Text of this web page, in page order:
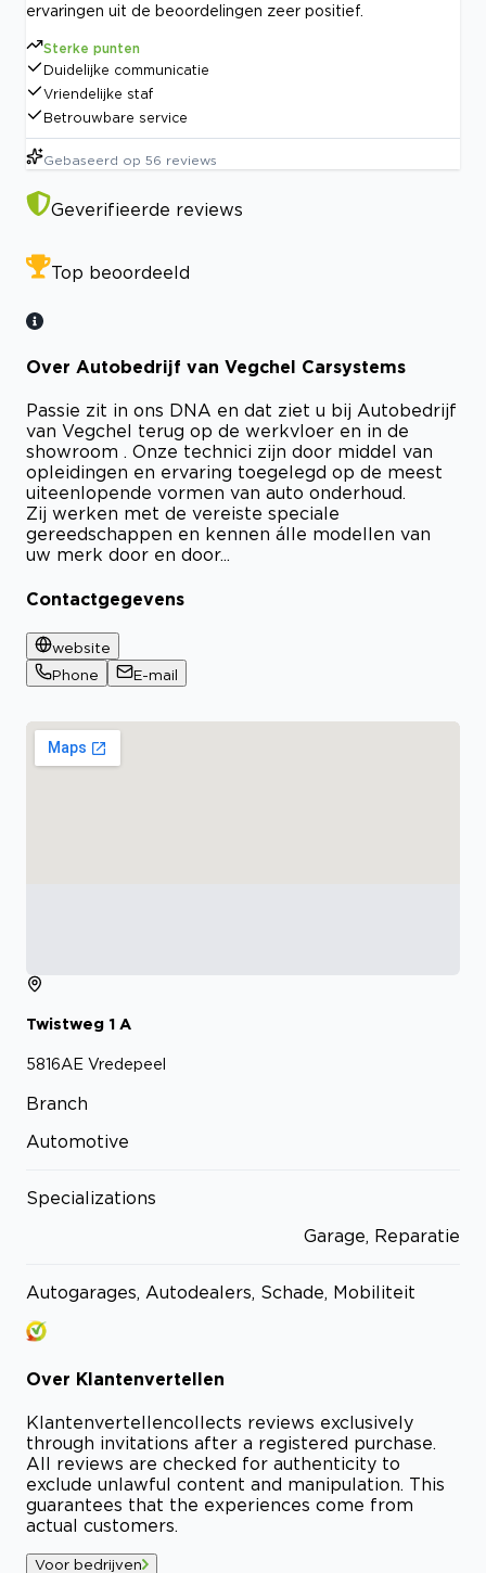
ervaringen uit de beoordelingen zeer positief.
Sterke punten
Duidelijke communicatie
Vriendelijke staf
Betrouwbare service
Gebaseerd op 56 reviews
Geverifieerde reviews
Top beoordeeld
Over Autobedrijf van Vegchel Carsystems
Passie zit in ons DNA en dat ziet u bij Autobedrijf
van Vegchel terug op de werkvloer en in de
showroom . Onze technici zijn door middel van
opleidingen en ervaring toegelegd op de meest
uiteenlopende vormen van auto onderhoud.
Zij werken met de vereiste speciale
gereedschappen en kennen álle modellen van
uw merk door en door...
Contactgegevens
website
Phone
E-mail
Twistweg 1 A
5816AE Vredepeel
Branch
Automotive
Specializations
Garage, Reparatie
Autogarages, Autodealers, Schade, Mobiliteit
Over Klantenvertellen
Klantenvertellencollects reviews exclusively
through invitations after a registered purchase.
All reviews are checked for authenticity to
exclude unlawful content and manipulation. This
guarantees that the experiences come from
actual customers.
Voor bedrijven